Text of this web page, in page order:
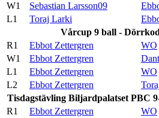
W1
Sebastian Larsson09
L1
Toraj Larki
Vårcup 9 ball - Dörrkod
R1
Ebbot Zettergren WO
W1
Ebbot Zettergren
L1
Ebbot Zettergren WO
L2
Ebbot Zettergren
Tisdagstävling Biljardpalatset PBC
R1
Ebbot Zettergren WO